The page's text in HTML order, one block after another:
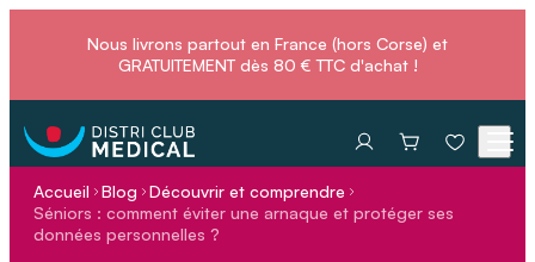
Nous livrons partout en France (hors Corse) et
GRATUITEMENT dès 80 € TTC d'achat !
Accueil Blog
Découvrir et comprendre
Séniors : comment éviter une arnaque et protéger ses
données personnelles ?